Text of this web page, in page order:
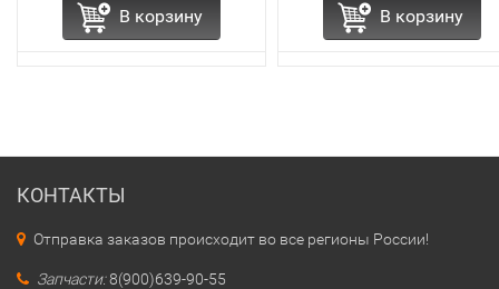
В корзину В корзину
КОНТАКТЫ
Отправка заказов происходит во все регионы России!
Запчасти:8(900)639-90-55